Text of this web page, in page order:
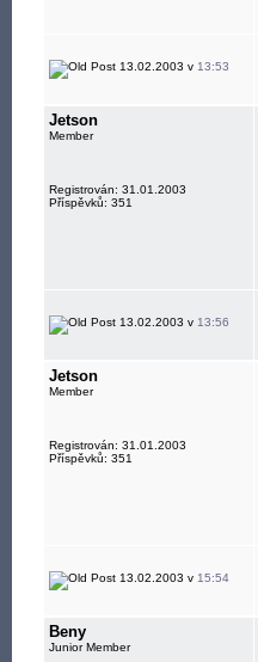
13.02.2003 v 13:53
Jetson
Member
Registrován: 31.01.2003
Příspěvků: 351
13.02.2003 v 13:56
Jetson
Member
Registrován: 31.01.2003
Příspěvků: 351
13.02.2003 v 15:54
Beny
Junior Member